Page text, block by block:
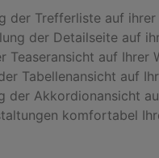
der Trefferliste auf
der Detailseite auf
auf Ihrer
Tabellenansicht auf
der Akkordionansicht
komfortabel